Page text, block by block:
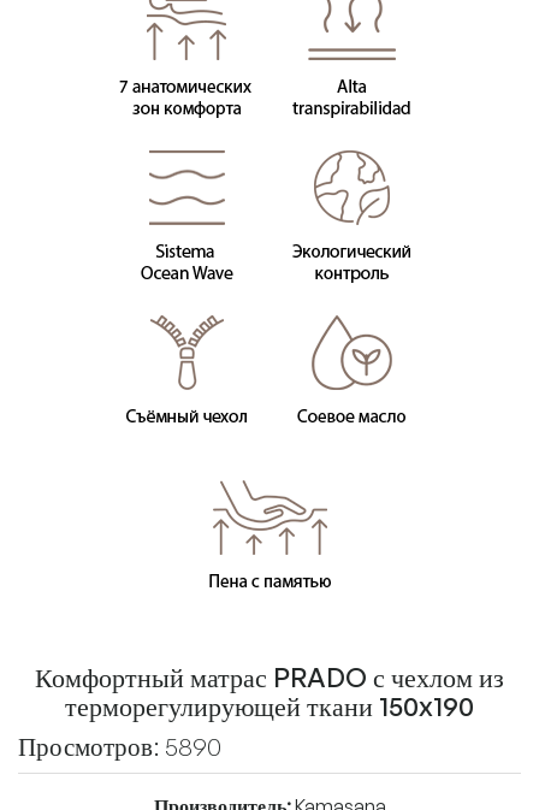
Комфортный матрас PRADO с чехлом из
терморегулирующей ткани 150x190
Просмотров: 5890